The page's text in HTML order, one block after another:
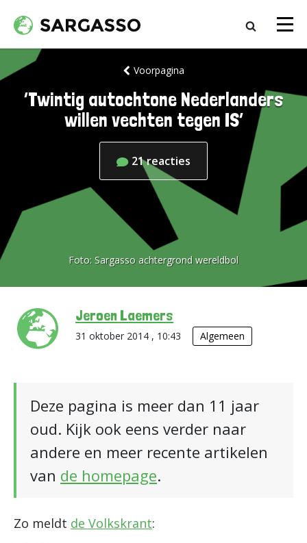
Voorpagina
‘Twintig autochtone Nederlanders
willen vechten tegen IS’
21reacties
Foto: Sargasso achtergrond wereldbol
Jeroen Laemers
31 oktober 2014 , 10:43 Algemeen
Deze pagina is meer dan 11 jaar
oud. Kijk ook eens verder naar
andere en meer recente artikelen
van de homepage.
Zo meldt de Volkskrant: